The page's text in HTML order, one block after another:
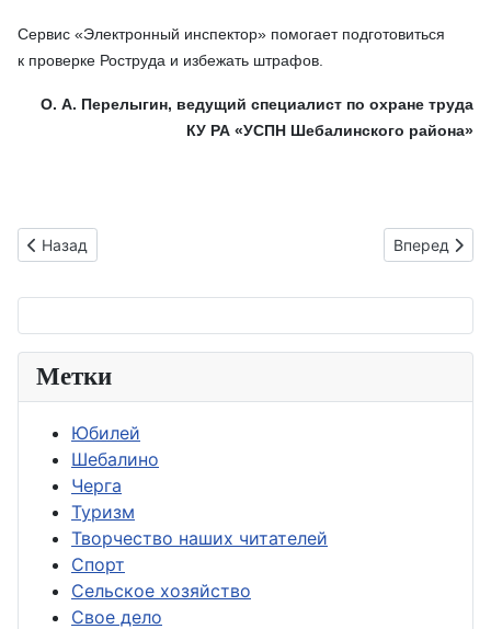
Сервис «Электронный инспектор» помогает подготовиться
к проверке Роструда и избежать штрафов.
О. А. Перелыгин, ведущий специалист по охране труда
КУ РА «УСПН Шебалинского района»
Предыдущий: Администрация района в соцсетях
Назад Следующий:
Вперед
Метки
Юбилей
Шебалино
Черга
Туризм
Творчество наших читателей
Спорт
Сельское хозяйство
Свое дело